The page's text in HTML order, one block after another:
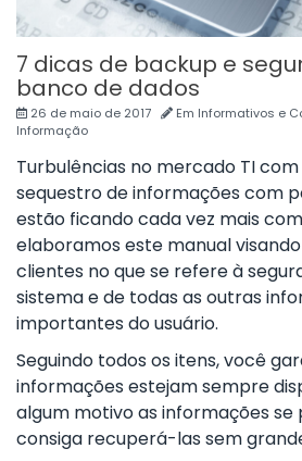
7 dicas de backup e
banco de dados
26 de maio de 2017 Em Informativos e
Informação
Turbulências no mercado TI
sequestro de informações com
estão ficando cada vez mais
elaboramos este manual
clientes no que se refere à
sistema e de todas as outras
importantes do usuário.
Seguindo todos os itens, você
informações estejam sempre
algum motivo as informações
consiga recuperá-las sem